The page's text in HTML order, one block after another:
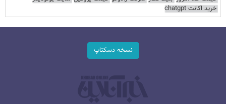
خرید اکانت chatgpt
نسخه دسکتاپ